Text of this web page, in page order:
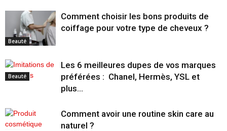
Beauté
Comment choisir les bons produits de
coiffage pour votre type de cheveux ?
Beauté
Les 6 meilleures dupes de vos marques
préférées : Chanel, Hermès, YSL et
plus…
Comment avoir une routine skin care au
naturel ?